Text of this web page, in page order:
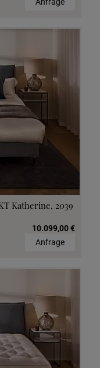
Anfrage
Katherine, 2039
10.099,00 €
Anfrage